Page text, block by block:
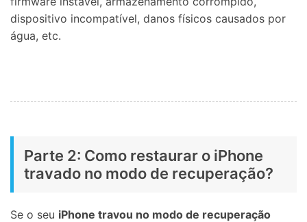
dispositivo incompatível, danos físicos causados ​​por
água, etc.
Parte 2: Como restaurar o iPhone
travado no modo de recuperação?
Se o seu iPhone travou no modo de recuperação